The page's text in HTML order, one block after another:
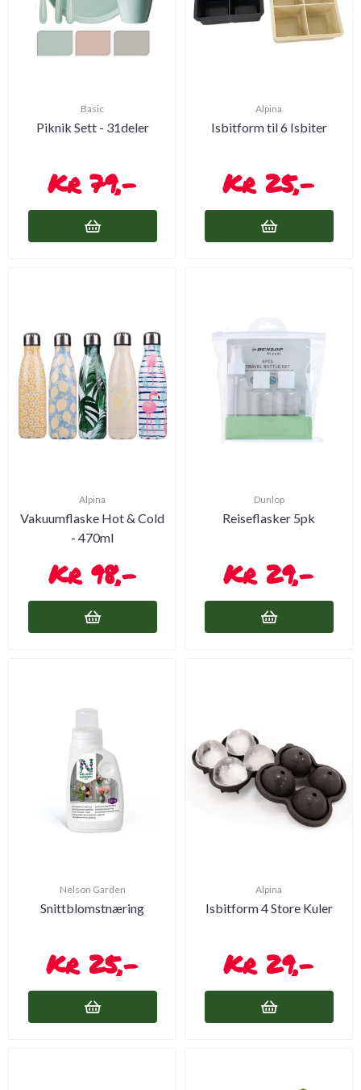
Basic
Piknik Sett - 31deler
79,-
Alpina
Isbitform til 6 Isbiter
25,-
Alpina
Vakuumflaske Hot & Cold
- 470ml
98,-
Dunlop
Reiseflasker 5pk
29,-
Nelson Garden
Snittblomstnæring
25,-
Alpina
Isbitform 4 Store Kuler
29,-